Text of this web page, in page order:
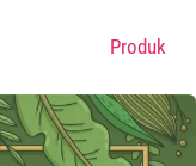
Produk